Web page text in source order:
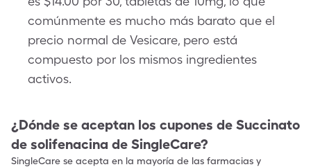
comúnmente es mucho más barato que el
precio normal de Vesicare, pero está
compuesto por los mismos ingredientes
activos.
¿Dónde se aceptan los cupones de Succinato
de solifenacina de SingleCare?
SingleCare se acepta en la mayoría de las farmacias y